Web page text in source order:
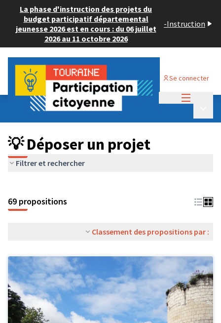
La phase d'instruction des projets du
budget participatif départemental
jeunesse 2026 est en cours : du 06 juillet
2026 au 11 octobre 2026
-Instruction
Se connecter
Budget Participatif ADULTE 2024
💡 Déposer un projet
💡 Déposer un projet
Filtrer et rechercher
69 propositions
Classement des propositions par :